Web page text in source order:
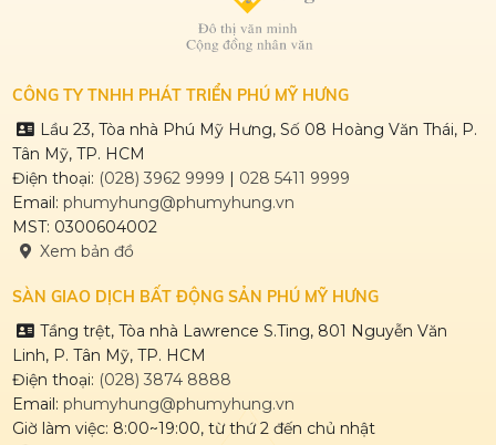
CÔNG TY TNHH PHÁT TRIỂN PHÚ MỸ HƯNG
Lầu 23, Tòa nhà Phú Mỹ Hưng, Số 08 Hoàng Văn Thái, P.
Tân Mỹ, TP. HCM
Điện thoại: (028) 3962 9999 | 028 5411 9999
Email: phumyhung@phumyhung.vn
MST: 0300604002
Xem bản đồ
SÀN GIAO DỊCH BẤT ĐỘNG SẢN PHÚ MỸ HƯNG
Tầng trệt, Tòa nhà Lawrence S.Ting, 801 Nguyễn Văn
Linh, P. Tân Mỹ, TP. HCM
Điện thoại: (028) 3874 8888
Email: phumyhung@phumyhung.vn
Giờ làm việc: 8:00~19:00, từ thứ 2 đến chủ nhật